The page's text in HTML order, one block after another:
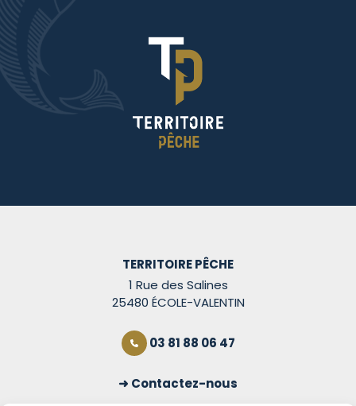
TERRITOIRE PÊCHE
1 Rue des Salines
25480 ÉCOLE-VALENTIN
03 81 88 06 47
Contactez-nous